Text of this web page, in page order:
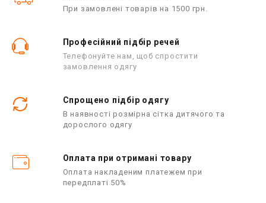
При замовлені товарів на 1500 грн.
Професійний підбір речей
Телефонуйте нам, щоб спростити
замовлення одягу
Спрощено підбір одягу
В наявності розмірна сітка дитячого та
дорослого одягу
Оплата при отримані товару
Оплата накладеним платежем при
передплаті 50%